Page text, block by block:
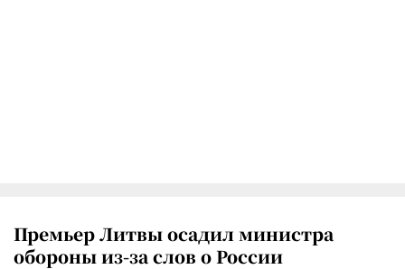
Премьер Литвы осадил министра
обороны из-за слов о России